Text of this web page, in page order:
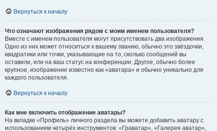
Вернуться к началу
Что означают изображения рядом с моим именем пользователя?
Вместе с именем пользователя могут присутствовать два изображения.
Одно из них может относиться к вашему званию, обычно это звёздочки,
квадратики или точки, указывающие на то, сколько сообщений вы
оставили, или на ваш статус на конференции. Другое, обычно более
крупное, изображение известно как «аватара» и обычно уникально для
каждого пользователя.
Вернуться к началу
Как мне включить отображение аватары?
На вкладке «Профиль» личного раздела вы можете добавить аватару с
использованием четырёх инструментов: «Граватар», «Галерея аватар»,